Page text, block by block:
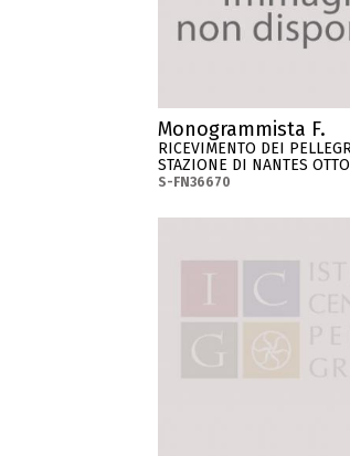
Monogrammista F.
RICEVIMENTO DEI
STAZIONE DI NANTES
S-FN36670